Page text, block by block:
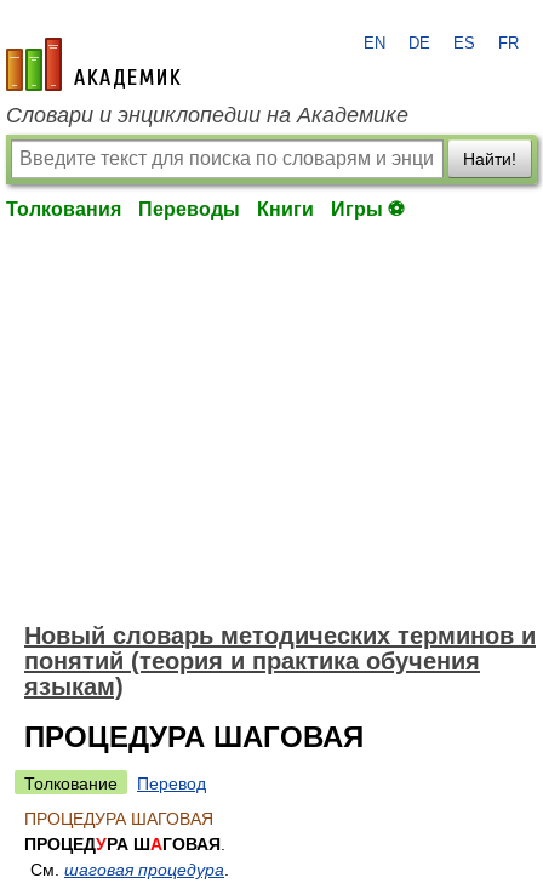
academic.ru
EN DE ES FR
Словари и энциклопедии на Академике
Найти!
Толкования Переводы Книги Игры ⚽
Новый словарь методических терминов и
понятий (теория и практика обучения
языкам)
ПРОЦЕДУРА ШАГОВАЯ
Толкование
Перевод
ПРОЦЕДУРА ШАГОВАЯ
ПРОЦЕДУРА ШАГОВАЯ
См. шаговая процедура